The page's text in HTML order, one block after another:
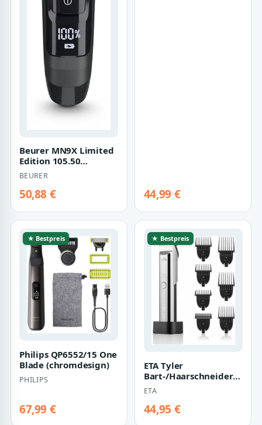
Beurer MN9X Limited
Edition 105.50
(schwarz)
BEURER
50,88 € 44,99 €
★ Bestpreis
Philips QP6552/15 One
Blade (chromdesign)
PHILIPS
67,99 €
★ Bestpreis
ETA Tyler
Bart-/Haarschneider
(Chrom)
ETA
44,95 €